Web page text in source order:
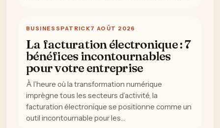
BUSINESS PATRICK7 AOÛT 2026
La facturation électronique : 7
bénéfices incontournables
pour votre entreprise
À l’heure où la transformation numérique
imprègne tous les secteurs d’activité, la
facturation électronique se positionne comme un
outil incontournable pour les…